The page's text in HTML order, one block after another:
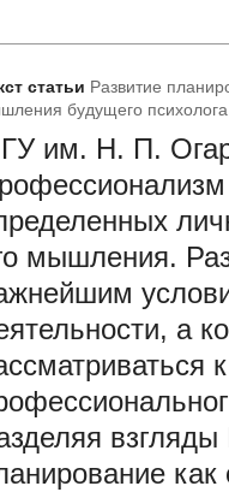
статьи Развитие
будущего психолога
им. Н. П.
мышления.
а